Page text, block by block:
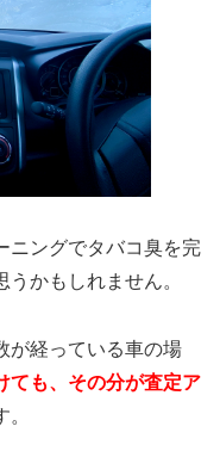
ニングでタバコ臭を完
かもしれません。
が経っている車の場
ても、その分が査定ア
。